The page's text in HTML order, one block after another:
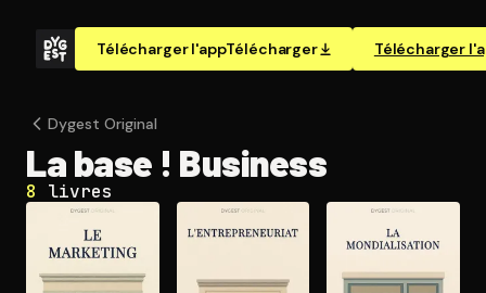
Télécharger l'appTélécharger Télécharger
Dygest Original
La base ! Business
8 livres